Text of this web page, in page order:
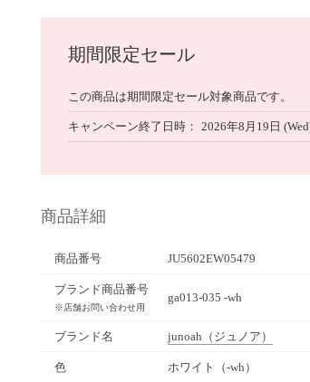
期間限定セール
この商品は期間限定セール対象商品です。
キャンペーン終了日時 2026年8月19日
商品詳細
商品番号 JU5602EW05479
ブランド商品番号
※店舗お問い合わせ用
ga013-035 -wh
ブランド名 junoah （ジュノア）
色 ホワイト（-wh）